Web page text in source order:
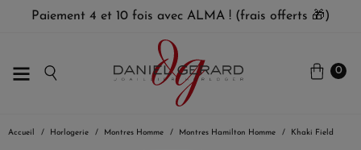
Paiement 4 et 10 fois avec ALMA ! (frais offerts 🎁)
0
Accueil Horlogerie Montres Homme Montres Hamilton Homme Khaki Field